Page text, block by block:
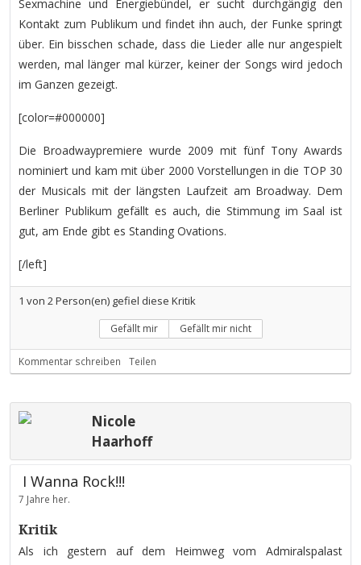
Sexmachine und Energiebündel, er sucht durchgängig den
Kontakt zum Publikum und findet ihn auch, der Funke springt
über. Ein bisschen schade, dass die Lieder alle nur angespielt
werden, mal länger mal kürzer, keiner der Songs wird jedoch
im Ganzen gezeigt.
[color=#000000]
Die Broadwaypremiere wurde 2009 mit fünf Tony Awards
nominiert und kam mit über 2000 Vorstellungen in die TOP 30
der Musicals mit der längsten Laufzeit am Broadway. Dem
Berliner Publikum gefällt es auch, die Stimmung im Saal ist
gut, am Ende gibt es Standing Ovations.
[/left]
1 von 2Person(en) gefiel diese Kritik
Gefällt mir Gefällt mir nicht
Kommentar schreiben Teilen
Nicole
Haarhoff
I Wanna Rock!!!
7 Jahre her.
Kritik
Als ich gestern auf dem Heimweg vom Admiralspalast